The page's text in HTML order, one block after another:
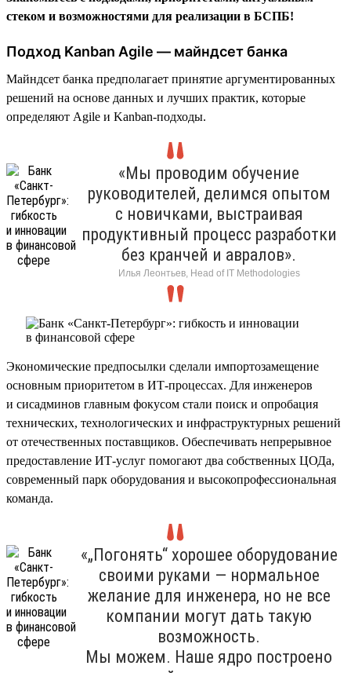
стеком и возможностями для реализации в БСПБ!
Подход Kanban Agile — майндсет банка
Майндсет банка предполагает принятие аргументированных
решений на основе данных и лучших практик, которые
определяют Agile и Kanban-подходы.
«Мы проводим обучение
руководителей, делимся опытом
с новичками, выстраивая
продуктивный процесс разработки
без кранчей и авралов».
Илья Леонтьев, Head of IT Methodologies
Экономические предпосылки сделали импортозамещение
основным приоритетом в ИТ-процессах. Для инженеров
и сисадминов главным фокусом стали поиск и опробация
технических, технологических и инфраструктурных решений
от отечественных поставщиков. Обеспечивать непрерывное
предоставление ИТ-услуг помогают два собственных ЦОДа,
современный парк оборудования и высокопрофессиональная
команда.
«„Погонять“ хорошее оборудование
своими руками — нормальное
желание для инженера, но не все
компании могут дать такую
возможность.
Мы можем. Наше ядро построено